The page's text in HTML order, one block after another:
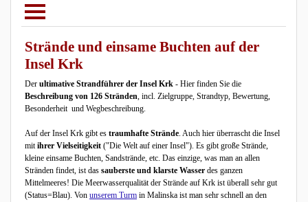
Strände und einsame Buchten auf der
Insel Krk
Der ultimative Strandführer der Insel Krk - Hier finden Sie die
Beschreibung von 126 Stränden, incl. Zielgruppe, Strandtyp, Bewertung,
Besonderheit und Wegbeschreibung.
Auf der Insel Krk gibt es traumhafte Strände. Auch hier überrascht die Insel
mitihrer Vielseitigkeit ("Die Welt auf einer Insel"). Es gibt große Strände,
kleine einsame Buchten, Sandstrände, etc. Das einzige, was man an allen
Stränden findet, ist das sauberste und klarste Wasser des ganzen
Mittelmeeres! Die Meerwasserqualität der Strände auf Krk ist überall sehr gut
(Status=Blau). Von unserem Turm in Malinska ist man sehr schnell an den